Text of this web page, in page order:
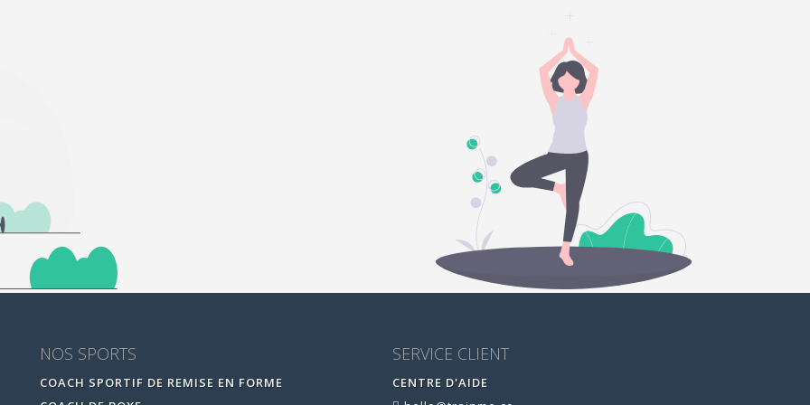
NOS SPORTS
COACH SPORTIF DE REMISE EN FORME
SERVICE CLIENT
CENTRE D'AIDE